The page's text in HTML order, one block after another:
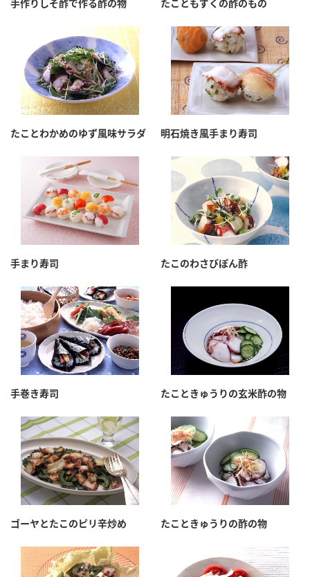
手作りしそ酢で作る酢の物 たこともずくの酢のもの
たことわかめのゆず風味サラダ 明石焼き風手まり寿司
手まり寿司 たこのわさびぽん酢
手巻き寿司 たこときゅうりの玄米酢の物
ゴーヤとたこのピリ辛炒め たこときゅうりの酢の物